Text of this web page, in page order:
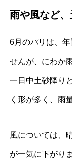
雨や風など
6月のパリは、
せんが、にわか
一日中土砂降り
く形が多く、雨
風については、
が一気に下がり